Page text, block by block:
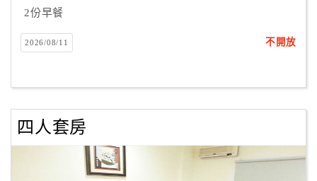
員
戶
客
服
聯
2份早餐
2026/08/11 不開放
四人套房